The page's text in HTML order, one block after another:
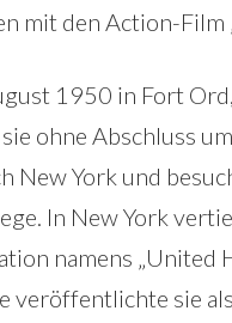
mit den Action-Film
1950 in Fort
ohne Abschluss
New York und
In New York
namens „United
veröffentlichte sie